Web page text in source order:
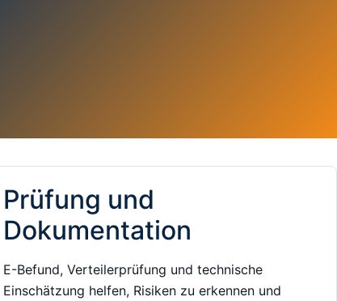
Prüfung und
Dokumentation
E-Befund, Verteilerprüfung und technische
Einschätzung helfen, Risiken zu erkennen und